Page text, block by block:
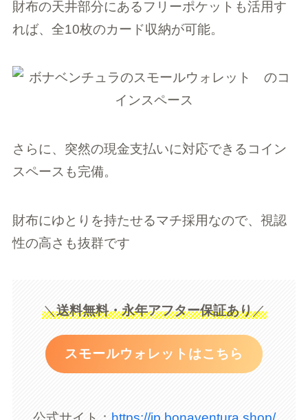
財布の天井部分にあるフリーポケットも活用す
れば、全10枚のカード収納が可能。
さらに、突然の現金支払いに対応できるコイン
スペースも完備。
財布にゆとりを持たせるマチ採用なので、視認
性の高さも抜群です
＼送料無料・永年アフター保証あり／
スモールウォレットはこちら